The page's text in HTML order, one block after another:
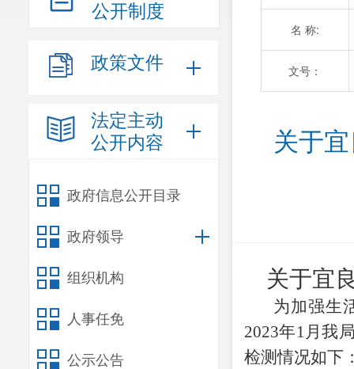
公开制度
政策文件
法定主动
公开内容
政府信息公开目录
政府领导
组织机构
人事任免
公示公告
名 称:
文号：
关于
关于宜
为加强生
2023年1月我
检测情况如下